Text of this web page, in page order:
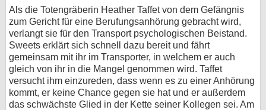
Als die Totengräberin Heather Taffet von dem Gefängnis
zum Gericht für eine Berufungsanhörung gebracht wird,
verlangt sie für den Transport psychologischen Beistand.
Sweets erklärt sich schnell dazu bereit und fährt
gemeinsam mit ihr im Transporter, in welchem er auch
gleich von ihr in die Mangel genommen wird. Taffet
versucht ihm einzureden, dass wenn es zu einer Anhörung
kommt, er keine Chance gegen sie hat und er außerdem
das schwächste Glied in der Kette seiner Kollegen sei. Am